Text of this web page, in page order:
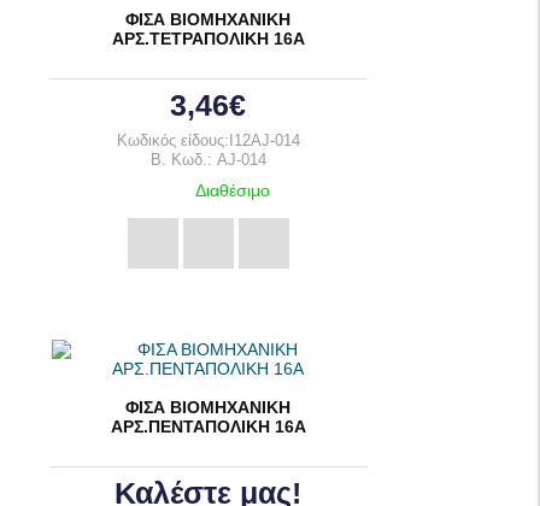
ΦΙΣΑ ΒΙΟΜΗΧΑΝΙΚΗ
ΑΡΣ.ΤΕΤΡΑΠΟΛΙΚΗ 16Α
3,46€
Κωδικός είδους:I12AJ-014
B. Κωδ.: AJ-014
Διαθέσιμο
ΦΙΣΑ ΒΙΟΜΗΧΑΝΙΚΗ
ΑΡΣ.ΠΕΝΤΑΠΟΛΙΚΗ 16Α
Καλέστε μας!